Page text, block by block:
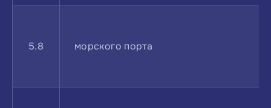
5.8 морского порта